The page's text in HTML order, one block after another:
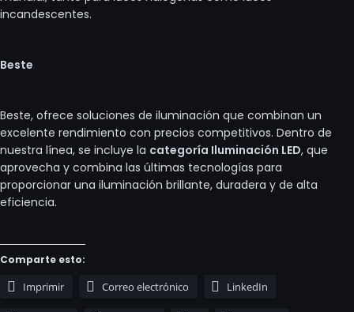
incandescentes.
Beste
Beste, ofrece soluciones de iluminación que combinan un
excelente rendimiento con precios competitivos. Dentro de
nuestra línea, se incluye la categoría Iluminación LED, que
aprovecha y combina las últimas tecnologías para
proporcionar una iluminación brillante, duradera y de alta
eficiencia.
Comparte esto:
Imprimir Correo electrónico LinkedIn